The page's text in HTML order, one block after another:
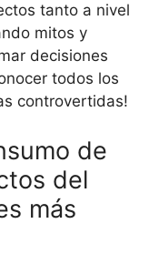
tanto a nivel
mitos y
decisiones
todos los
controvertidas!
de
del
más